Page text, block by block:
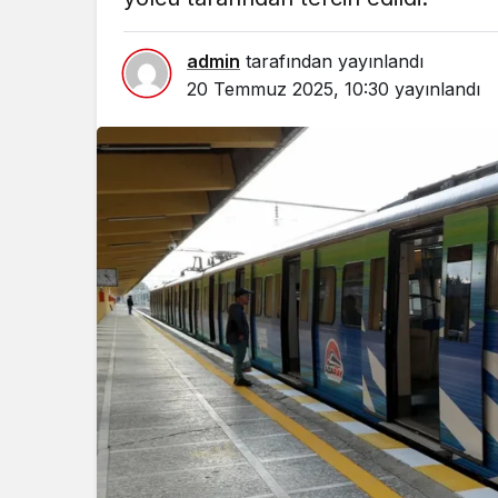
admin tarafından yayınlandı
20 Temmuz 2025, 10:30 yayınlandı